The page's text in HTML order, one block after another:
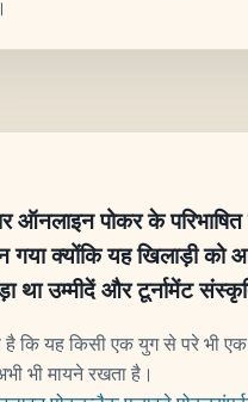
ऑनलाइन पोकर के परिभाषित
क्योंकि यह खिलाड़ी को
था उम्मीदें और टूर्नामेंट
है कि यह किसी एक युग से परे भी
भी मायने रखता है।